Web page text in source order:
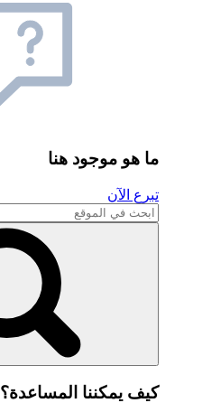
ما هو موجود هنا
تبرع الآن
كيف يمكننا المساعدة؟